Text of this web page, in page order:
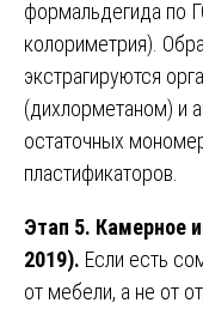
формальдегида по
колориметрия).
экстрагируются
(дихлорметаном) и
остаточных
пластификаторов.
Этап 5. Камерное
2019). Если есть
от мебели, а не от